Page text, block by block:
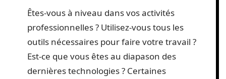
Êtes-vous à niveau dans vos activités
professionnelles ? Utilisez-vous tous les
outils nécessaires pour faire votre travail ?
Est-ce que vous êtes au diapason des
dernières technologies ? Certaines